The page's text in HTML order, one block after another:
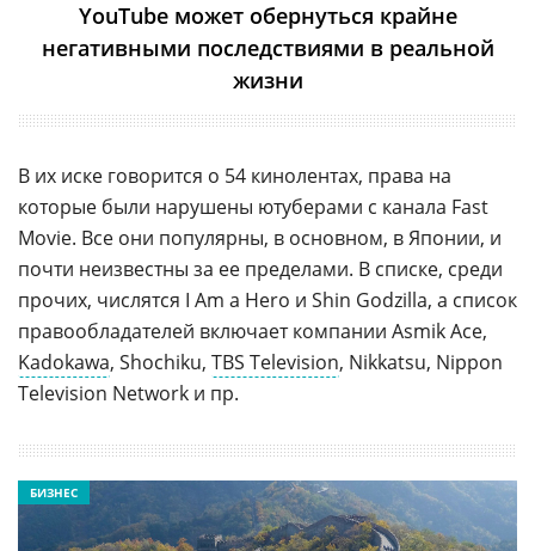
YouTube может обернуться крайне
негативными последствиями в реальной
жизни
В их иске говорится о 54 кинолентах, права на
которые были нарушены ютуберами с канала Fast
Movie. Все они популярны, в основном, в Японии, и
почти неизвестны за ее пределами. В списке, среди
прочих, числятся I Am a Hero и Shin Godzilla, а список
правообладателей включает компании Asmik Ace,
Kadokawa, Shochiku, TBS Television, Nikkatsu, Nippon
Television Network и пр.
БИЗНЕС